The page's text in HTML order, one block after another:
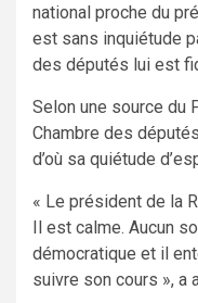
national proche du
est sans inquiétude
des députés lui est
Selon une source du
Chambre des
d’où sa quiétude
« Le président de la
Il est calme. Aucun
démocratique et il
suivre son cours », a